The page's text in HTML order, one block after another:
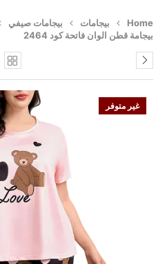
Home بيجامات
بيجامات صيفي
بيجامة قطن الوان فاتحة كود 2464
غير متوفر